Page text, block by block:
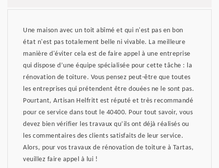
Une maison avec un toit abîmé et qui n'est pas en bon
état n'est pas totalement belle ni vivable. La meilleure
manière d'éviter cela est de faire appel à une entreprise
qui dispose d’une équipe spécialisée pour cette tâche : la
rénovation de toiture. Vous pensez peut-être que toutes
les entreprises qui prétendent être douées ne le sont pas.
Pourtant, Artisan Helfritt est réputé et très recommandé
pour ce service dans tout le 40400. Pour tout savoir, vous
devez bien vérifier les travaux qu’ils ont déjà réalisés ou
les commentaires des clients satisfaits de leur service.
Alors, pour vos travaux de rénovation de toiture à Tartas,
veuillez faire appel à lui !